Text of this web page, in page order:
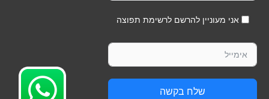
אני מעוניין להרשם לרשימת תפוצה
שלח בקשה